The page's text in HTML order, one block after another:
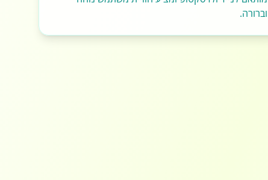
וברורה.